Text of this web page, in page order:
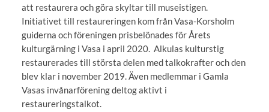
att restaurera och göra skyltar till museistigen.
Initiativet till restaureringen kom från Vasa-Korsholm
guiderna och föreningen prisbelönades för Årets
kulturgärning i Vasa i april 2020. Alkulas kulturstig
restaurerades till största delen med talkokrafter och den
blev klar i november 2019. Även medlemmar i Gamla
Vasas invånarförening deltog aktivt i
restaureringstalkot.